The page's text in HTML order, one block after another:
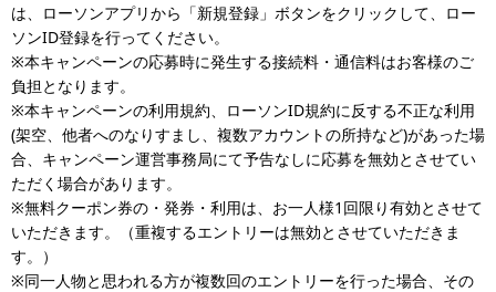
は、ローソンアプリから「新規登録」ボタンをクリックして、ロー
ソンID登録を行ってください。
※本キャンペーンの応募時に発生する接続料・通信料はお客様のご
負担となります。
※本キャンペーンの利用規約、ローソンID規約に反する不正な利用
(架空、他者へのなりすまし、複数アカウントの所持など)があった場
合、キャンペーン運営事務局にて予告なしに応募を無効とさせてい
ただく場合があります。
※無料クーポン券の・発券・利用は、お一人様1回限り有効とさせて
いただきます。（重複するエントリーは無効とさせていただきま
す。）
※同一人物と思われる方が複数回のエントリーを行った場合、その